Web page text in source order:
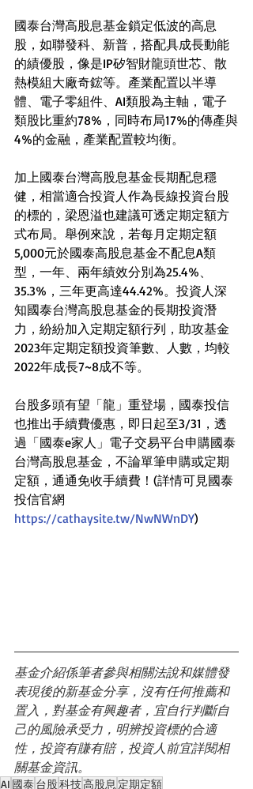
國泰台灣高股息基金鎖定低波的高息
股，如聯發科、新普，搭配具成長動能
的績優股，像是IP矽智財龍頭世芯、散
熱模組大廠奇鋐等。產業配置以半導
體、電子零組件、AI類股為主軸，電子
類股比重約78%，同時布局17%的傳產與
4%的金融，產業配置較均衡。
加上國泰台灣高股息基金長期配息穩
健，相當適合投資人作為長線投資台股
的標的，梁恩溢也建議可透定期定額方
式布局。舉例來說，若每月定期定額
5,000元於國泰高股息基金不配息A類
型，一年、兩年績效分別為25.4%、
35.3%，三年更高達44.42%。投資人深
知國泰台灣高股息基金的長期投資潛
力，紛紛加入定期定額行列，助攻基金
2023年定期定額投資筆數、人數，均較
2022年成長7~8成不等。
台股多頭有望「龍」重登場，國泰投信
也推出手續費優惠，即日起至3/31，透
過「國泰e家人」電子交易平台申購國泰
台灣高股息基金，不論單筆申購或定期
定額，通通免收手續費！(詳情可見國泰
投信官網
https://cathaysite.tw/NwNWnDY)
基金介紹係筆者參與相關法說和媒體發
表現後的新基金分享，沒有任何推薦和
置入，對基金有興趣者，宜自行判斷自
己的風險承受力，明辨投資標的合適
性，投資有賺有賠，投資人前宜詳閱相
關基金資訊。
AI 國泰台股科技高股息 定期定額